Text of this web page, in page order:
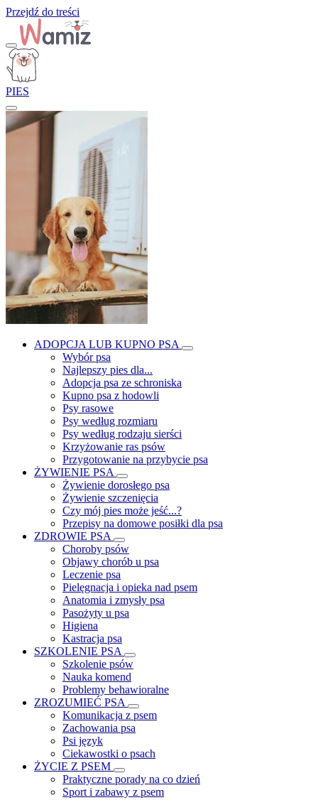
Przejdź do treści
PIES
ADOPCJA LUB KUPNO PSA
Wybór psa
Najlepszy pies dla...
Adopcja psa ze schroniska
Kupno psa z hodowli
Psy rasowe
Psy według rozmiaru
Psy według rodzaju sierści
Krzyżowanie ras psów
Przygotowanie na przybycie psa
ŻYWIENIE PSA
Żywienie dorosłego psa
Żywienie szczenięcia
Czy mój pies może jeść...?
Przepisy na domowe posiłki dla psa
ZDROWIE PSA
Choroby psów
Objawy chorób u psa
Leczenie psa
Pielęgnacja i opieka nad psem
Anatomia i zmysły psa
Pasożyty u psa
Higiena
Kastracja psa
SZKOLENIE PSA
Szkolenie psów
Nauka komend
Problemy behawioralne
ZROZUMIEĆ PSA
Komunikacja z psem
Zachowania psa
Psi język
Ciekawostki o psach
ŻYCIE Z PSEM
Praktyczne porady na co dzień
Sport i zabawy z psem